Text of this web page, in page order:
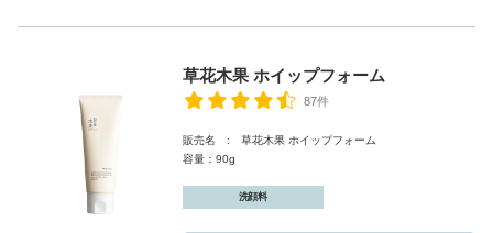
草花木果 ホイップフォーム
87件
販売名 : 草花木果 ホイップフォーム
容量：90g
洗顔料